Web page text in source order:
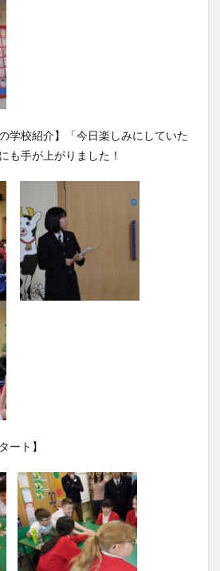
学校紹介】「今日楽しみにしていた
も手が上がりました！
ート】